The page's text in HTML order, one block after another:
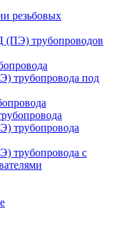
резьбовых
трубопроводов
трубопровода под
трубопровода
трубопровода с